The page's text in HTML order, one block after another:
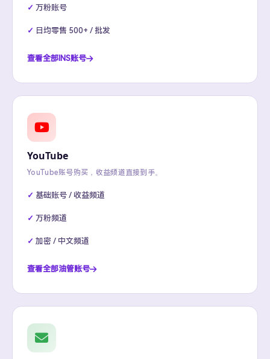
万粉账号
日均零售 500+ / 批发
查看全部INS账号
YouTube
YouTube账号购买，收益频道直接到手。
基础账号 / 收益频道
万粉频道
加密 / 中文频道
查看全部油管账号